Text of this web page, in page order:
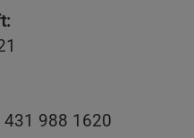
431 988 1620